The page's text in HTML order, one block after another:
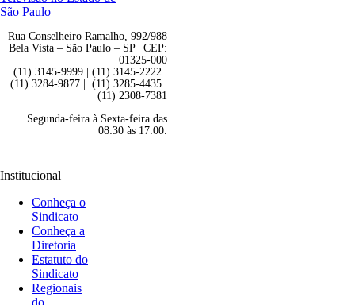
Rua Conselheiro Ramalho, 992/988
Bela Vista – São Paulo – SP | CEP:
01325-000
(11) 3145-9999 | (11) 3145-2222 |
(11) 3284-9877 | (11) 3285-4435 |
(11) 2308-7381
Segunda-feira à Sexta-feira das
08:30 às 17:00.
Institucional
Conheça o
Sindicato
Conheça a
Diretoria
Estatuto do
Sindicato
Regionais
do